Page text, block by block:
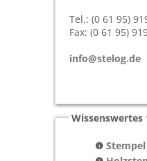
Tel.: (0 61 95)
Fax: (0 61 95)
info@stelog.de
Wissenswertes